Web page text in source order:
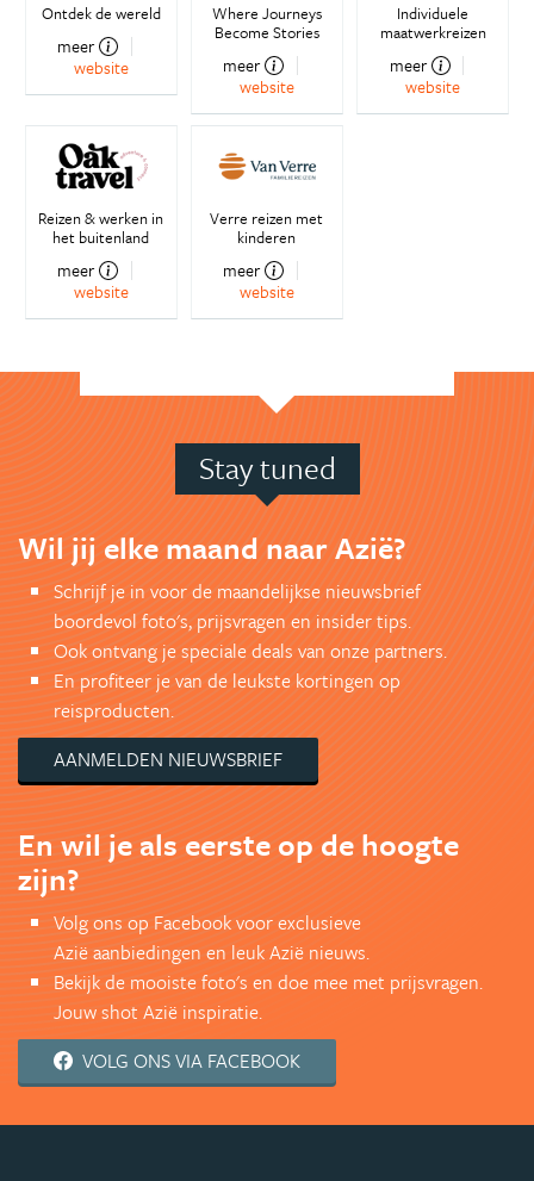
Ontdek de wereld
meer
website
Where Journeys
Become Stories
meer
website
Individuele
maatwerkreizen
meer
website
Reizen & werken in
het buitenland
meer
website
Verre reizen met
kinderen
meer
website
Stay tuned
Wil jij elke maand naar Azië?
Schrijf je in voor de maandelijkse nieuwsbrief
boordevol foto's, prijsvragen en insider tips.
Ook ontvang je speciale deals van onze partners.
En profiteer je van de leukste kortingen op
reisproducten.
AANMELDEN NIEUWSBRIEF
En wil je als eerste op de hoogte
zijn?
Volg ons op Facebook voor exclusieve
Azië aanbiedingen en leuk Azië nieuws.
Bekijk de mooiste foto's en doe mee met prijsvragen.
Jouw shot Azië inspiratie.
VOLG ONS VIA FACEBOOK